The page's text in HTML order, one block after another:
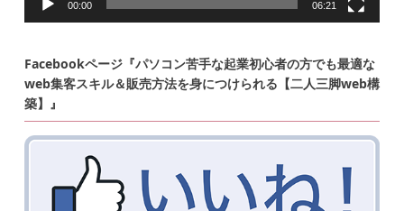
00:00 06:21
Facebookページ『パソコン苦手な起業初心者の方でも最適な
web集客スキル＆販売方法を身につけられる【二人三脚web構
築】』